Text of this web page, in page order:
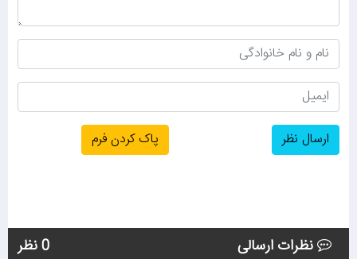
نظرات ارسالی 0 نظر